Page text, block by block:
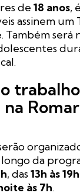
de 18 anos,
assinem um
Também será
da
, das13h às 19h
às 7h.